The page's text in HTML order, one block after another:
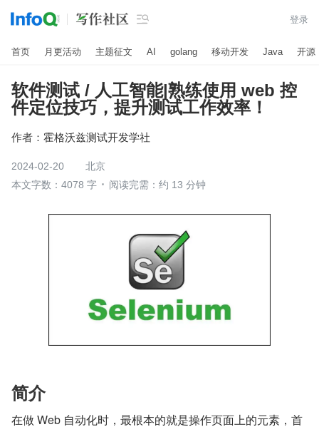
 登录
首页 月更活动 主题征文 AI golang 移动开发 Java 开源
软件测试 / 人工智能|熟练使用 web 控
件定位技巧，提升测试工作效率！
作者： 霍格沃兹测试开发学社
2024-02-20
北京
本文字数：4078 字
阅读完需：约 13 分钟
简介
在做 Web 自动化时，最根本的就是操作页面上的元素，首